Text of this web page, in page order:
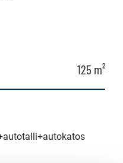
125 m²